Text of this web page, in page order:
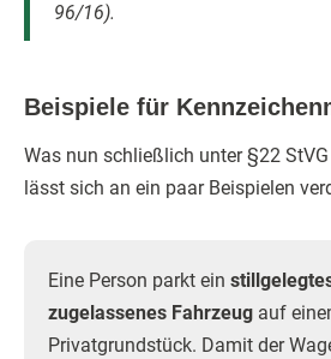
96/16).
Beispiele für
Was nun schließlich unter §22
lässt sich an ein paar Beispielen
Eine Person parkt ein
zugelassenes Fahrzeug auf
Privatgrundstück. Damit der